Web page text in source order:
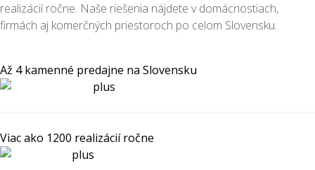
realizácií ročne. Naše riešenia nájdete v domácnostiach,
firmách aj komerčných priestoroch po celom Slovensku.
Až 4 kamenné predajne na Slovensku
Viac ako 1200 realizácií ročne